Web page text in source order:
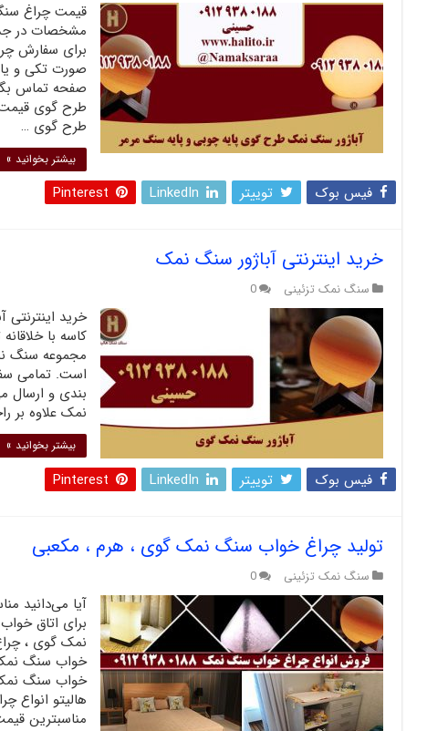
قیمت چراغ
مشخصات در
برای سفارش
صورت تکی و
صفحه تماس
طرح گوی
طرح گوی …
بیشتر بخوانید »
فیس بوک توییتر LinkedIn
Pinterest
خرید اینترنتی آباژور سنگ نمک
سنگ نمک تزئینی 0
خرید
کاسه با
مجموعه سنگ
است. تمامی
بندی و ارسال
نمک علاوه بر
بیشتر بخوانید »
فیس بوک توییتر LinkedIn
Pinterest
تولید چراغ خواب سنگ نمک گوی ، هرم ، مکعبی
سنگ نمک تزئینی 0
آیا می‌دانید
برای اتاق
نمک گوی ،
خواب سنگ نمک
خواب سنگ
هالیتو انواع
مناسبترین